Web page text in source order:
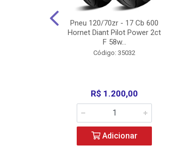
Pneu 120/70zr - 17 Cb 600
Hornet Diant Pilot Power 2ct
F 58w...
Código: 35032
R$ 1.200,00
Adicionar